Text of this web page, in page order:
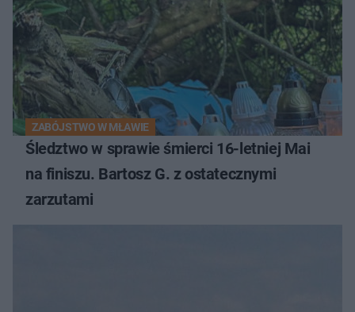
ZABÓJSTWO W MŁAWIE
Śledztwo w sprawie śmierci 16-letniej Mai
na finiszu. Bartosz G. z ostatecznymi
zarzutami